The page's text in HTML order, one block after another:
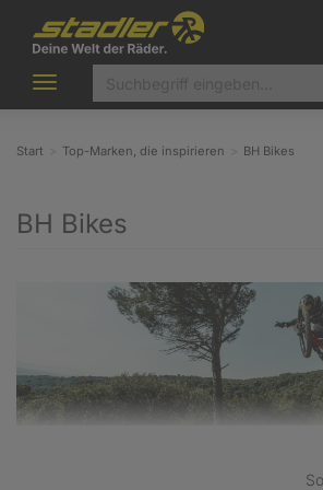
Toggle
navigation
Start Top-Marken, die inspirieren BH Bikes
BH Bikes